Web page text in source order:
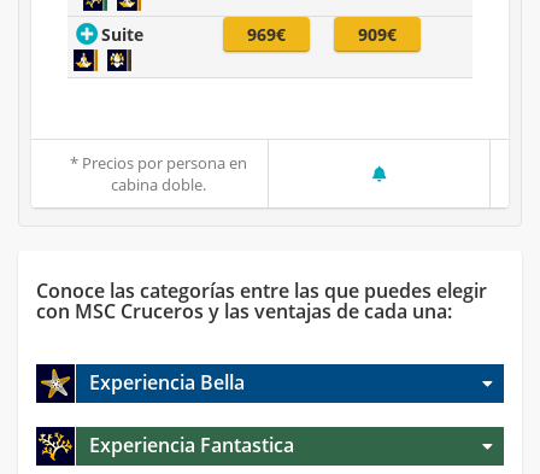
Suite 969€ 909€
* Precios por persona en
cabina doble.
Conoce las categorías entre las que puedes elegir
con MSC Cruceros y las ventajas de cada una:
Experiencia Bella
Experiencia Fantastica